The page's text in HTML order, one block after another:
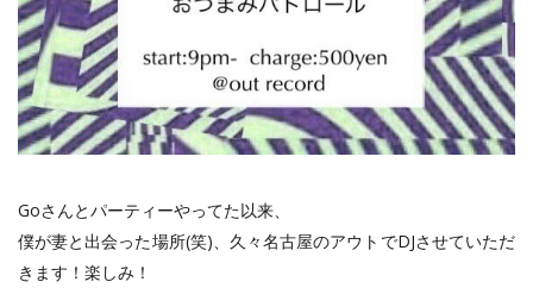
Goさんとパーティーやってた以来、
僕が妻と出会った場所(笑)、久々名古屋のアウトでDJさせていただ
きます！楽しみ！